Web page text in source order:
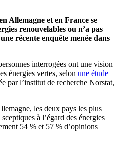
Allemagne et en France se
renouvelables ou n’a pas
récente enquête menée dans
interrogées ont une vision
énergies vertes, selon une étude
par l’institut de recherche Norstat,
les deux pays les plus
à l’égard des énergies
54 % et 57 % d’opinions